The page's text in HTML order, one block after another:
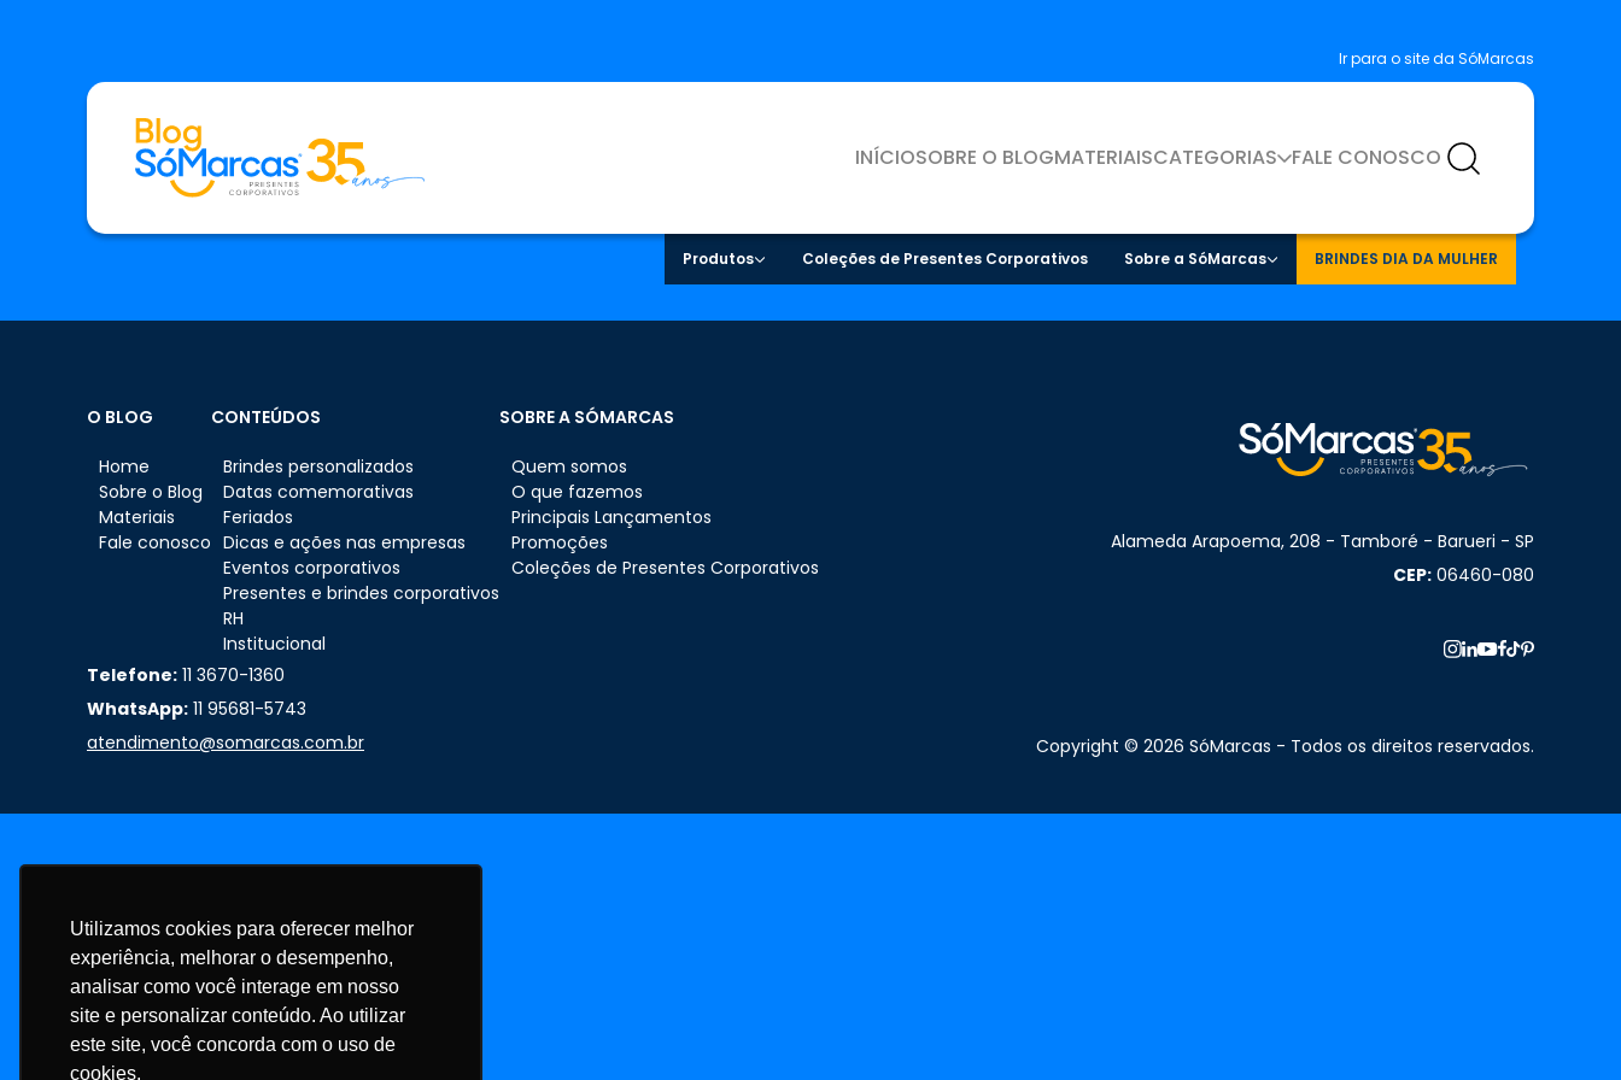
Utilizamos cookies para oferecer melhor
experiência, melhorar o desempenho,
analisar como você interage em nosso
site e personalizar conteúdo. Ao utilizar
este site, você concorda com o uso de
cookies.
Ir para o site da SóMarcas
INÍCIOSOBRE O BLOGMATERIAISCATEGORIAS FALE CONOSCO
Produtos Coleções de Presentes Corporativos Sobre a SóMarcas BRINDES DIA DA MULHER
O BLOG
Home
Sobre o Blog
Materiais
Fale conosco
CONTEÚDOS
Brindes personalizados
Datas comemorativas
Feriados
Dicas e ações nas empresas
Eventos corporativos
Presentes e brindes corporativos
RH
Institucional
SOBRE A SÓMARCAS
Quem somos
O que fazemos
Principais Lançamentos
Promoções
Coleções de Presentes Corporativos
Alameda Arapoema, 208 - Tamboré - Barueri - SP
CEP: 06460-080
Telefone: 11 3670-1360
WhatsApp: 11 95681-5743
atendimento@somarcas.com.br
Copyright © 2026 SóMarcas - Todos os direitos reservados.